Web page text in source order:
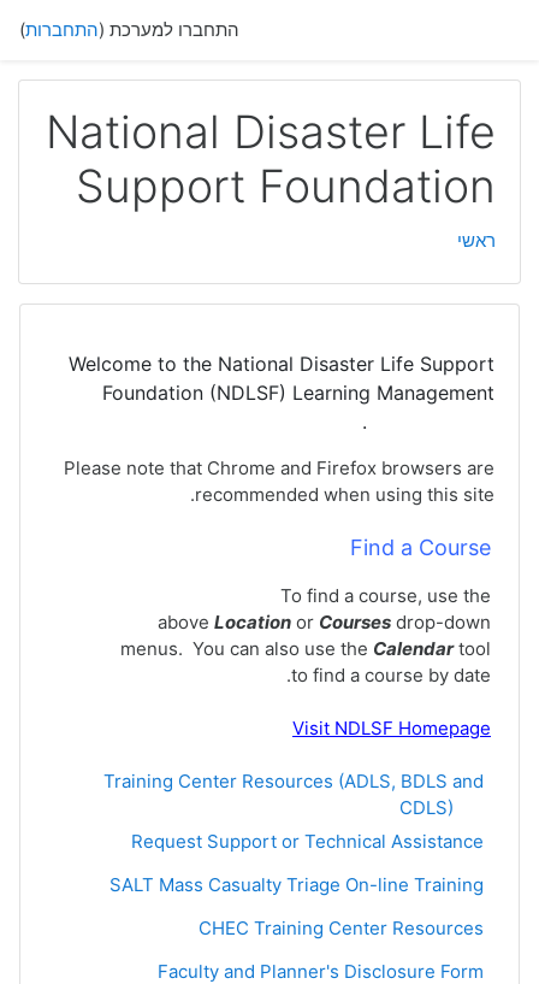
התחברו למערכת (התחברות)
National Disaster Life
Support Foundation
ראשי
Welcome to the National Disaster Life Support
Foundation (NDLSF) Learning Management
Please note that Chrome and Firefox browsers are
recommended when using this site.
Find a Course
To find a course, use the
above Location or Courses drop-down
menus. You can also use the Calendar tool
to find a course by date.
Visit NDLSF Homepage
Training Center Resources (ADLS, BDLS and
CDLS)קישור לאתר אינטרנט
Request Support or Technical Assistance
SALT Mass Casualty Triage On-line Training
CHEC Training Center Resources
Faculty and Planner's Disclosure Form